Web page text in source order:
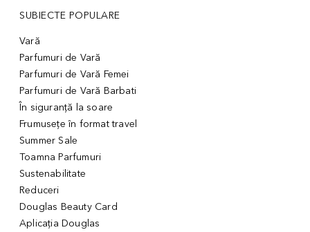
SUBIECTE POPULARE
Vară
Parfumuri de Vară
Parfumuri de Vară Femei
Parfumuri de Vară Barbati
În siguranță la soare
Frumusețe în format travel
Summer Sale
Toamna Parfumuri
Sustenabilitate
Reduceri
Douglas Beauty Card
Aplicația Douglas